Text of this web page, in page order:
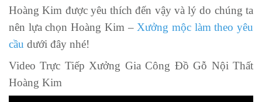
Hoàng Kim được yêu thích đến vậy và lý do chúng ta
nên lựa chọn Hoàng Kim – Xưởng mộc làm theo yêu
cầu dưới đây nhé!
Video Trực Tiếp Xưởng Gia Công Đồ Gỗ Nội Thất
Hoàng Kim